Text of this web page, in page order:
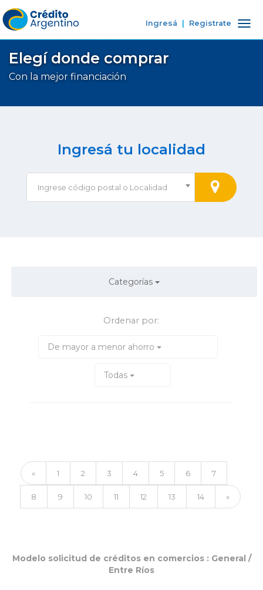
Ingresá Registrate
Elegí donde comprar
Con la mejor financiación
Ingresá tu localidad
Ingrese código postal o Localidad
Categorías
Ordenar por:
De mayor a menor ahorro
Todas
« 1 2 3 4 5 6 7
8 9 10 11 12 13 14 »
Modelo solicitud de créditos en comercios : General /
Entre Ríos